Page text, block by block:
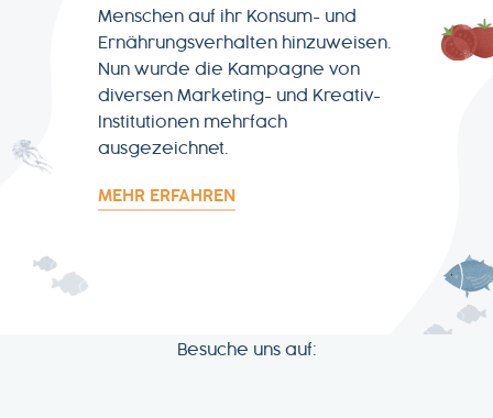
Menschen auf ihr Konsum- und
Ernährungsverhalten hinzuweisen.
Nun wurde die Kampagne von
diversen Marketing- und Kreativ-
Institutionen mehrfach
ausgezeichnet.
MEHR ERFAHREN
Besuche uns auf: